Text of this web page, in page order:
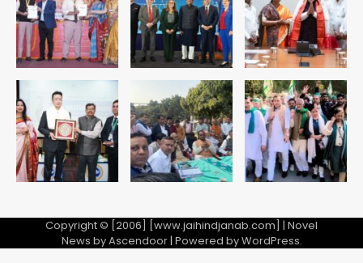
Copyright © [2006] [www.jaihindjanab.com] | Novel
News byAscendoor| Powered byWordPress.